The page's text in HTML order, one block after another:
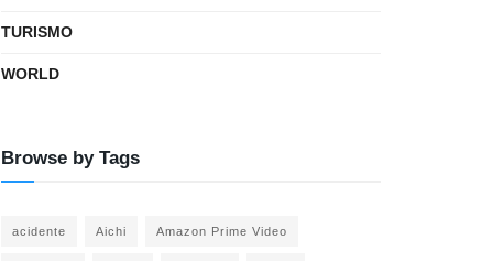
TURISMO
WORLD
Browse by Tags
acidente Aichi Amazon Prime Video